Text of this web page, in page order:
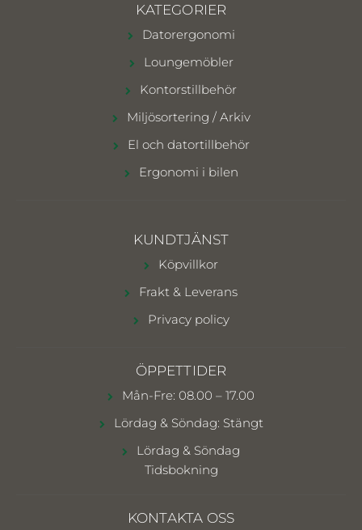
KATEGORIER
Datorergonomi
Loungemöbler
Kontorstillbehör
Miljösortering / Arkiv
El och datortillbehör
Ergonomi i bilen
KUNDTJÄNST
Köpvillkor
Frakt & Leverans
Privacy policy
ÖPPETTIDER
Mån-Fre: 08.00 – 17.00
Lördag & Söndag: Stängt
Lördag & Söndag
Tidsbokning
KONTAKTA OSS